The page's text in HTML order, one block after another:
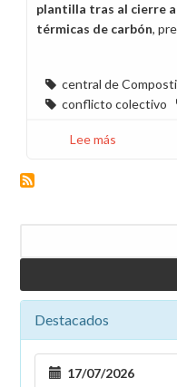
plantilla tras al cierre
térmicas de carbón,
central de
conflicto colectivo
Lee más
graves
en
de
la
Destacados
17/07/2026